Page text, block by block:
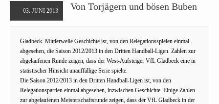
03. JUNI 2013 Von Torjägern und bösen Buben
Gladbeck. Mittlerweile Geschichte ist, von den Relegationsspielen einmal
abgesehen, die Saison 2012/2013 in den Dritten Handball-Ligen. Zahlen zur
abgelaufenen Runde zeigen, dass der West-Aufsteiger VfL Gladbeck eine in
statistischer Hinsicht unauffällige Serie spielte.
Die Saison 2012/2013 in den Dritten Handball-Ligen ist, von den
Relegationspartien einmal abgesehen, inzwischen Geschichte. Einige Zahlen
zur abgelaufenen Meisterschaftsrunde zeigen, dass der VfL Gladbeck in der